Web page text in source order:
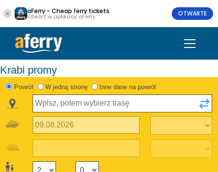
aFerry - Cheap ferry tickets
Otwórz w aplikacji aFerry OTWARTE
Krabi promy
Powrót W jedną stronę Inne dane na powrót